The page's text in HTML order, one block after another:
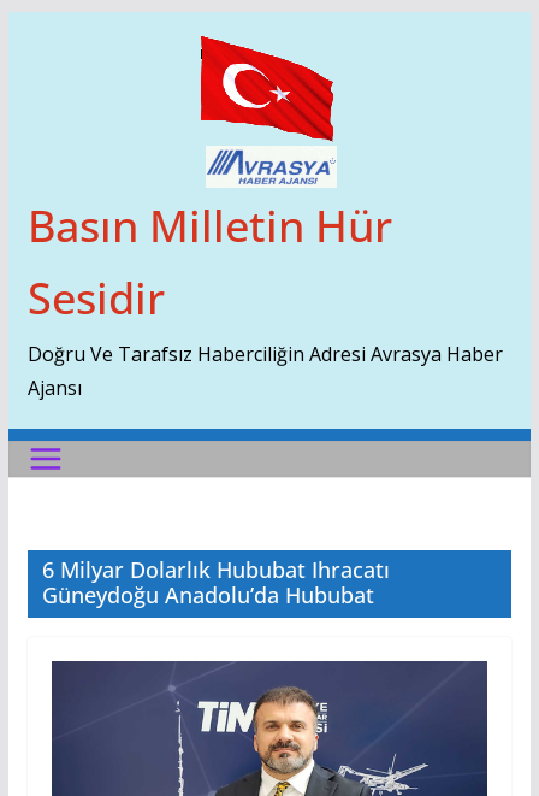
Basın Milletin Hür
Sesidir
Doğru Ve Tarafsız Haberciliğin Adresi Avrasya Haber
Ajansı
6 Milyar Dolarlık Hububat Ihracatı
Güneydoğu Anadolu’da Hububat